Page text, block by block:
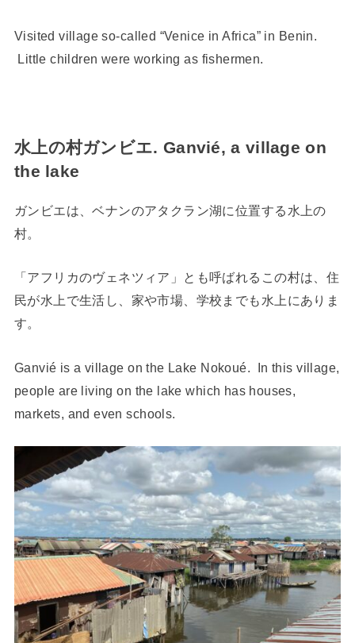
Visited village so-called “Venice in Africa” in Benin.
Little children were working as fishermen.
水上の村ガンビエ. Ganvié, a village on
the lake
ガンビエは、ベナンのアタクラン湖に位置する水上の
村。
「アフリカのヴェネツィア」とも呼ばれるこの村は、住
民が水上で生活し、家や市場、学校までも水上にありま
す。
Ganvié is a village on the Lake Nokoué. In this village,
people are living on the lake which has houses,
markets, and even schools.